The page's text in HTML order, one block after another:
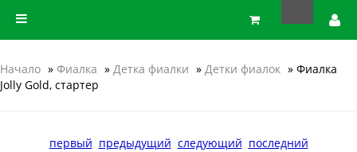
Начало » Фиалка » Детка фиалки » Детки фиалок » Фиалка
Jolly Gold, стартер
первый предыдущий следующий последний